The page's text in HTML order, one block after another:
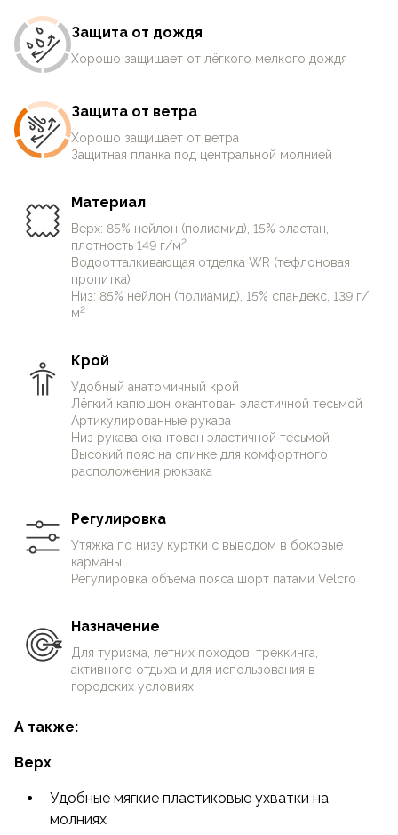
растяжимостью самой ткани.
Что требуется от маршрутных и спортивных
курток в первую очередь?
Три первых призовых места занимают: дышащие
свойства, ветрозащита и прочность.
В куртке Action Flex ветрозащитные свойства
усилены продуманной конструкцией и дополнены
защитой от небольшого дождя.
противоречие с лёгкостью, эластичностью и
удобством.
Изготовленная из прочного на разрыв, стойкого к
истиранию эластичного нейлона с
водоотталкивающей пропиткой куртка отлично
подходит для длительного или (и) активного
Защитная планка под центральной молнией,
лёгкий, окантованный эластичной тесьмой
капюшон и утяжка по низу куртки — защищают от
ветра. Концы нижней утяжки выводятся в боковые
карманы, что очень удобно в непогоду.
В куртке три кармана на молнии — два боковых с
клапанами, а также внутренний нагрудный карман.
ухватки.
Куртка «дышит», защищает от лёгкого дождя, а
намокнув, быстро высыхает.
Ветроустойчивость куртки сильно расширяет
нужно только подобрать внутренние слои по
погоде.
Лёгкие, износостойкие и комфортные шорты
активностей в тёплую погоду, универсальны
для треккинга и путешествий.
Шорты Action Flex с зауженным анатомическим
кроем быстро высыхают, обладают
Защита от дождя
Хорошо защищает от лёгкого мелкого дождя
Защита от ветра
Хорошо защищает от ветра
Защитная планка под центральной молнией
Материал
Верх: 85% нейлон (полиамид), 15% эластан,
плотность 149 г/м2
Водоотталкивающая отделка WR (тефлоновая
пропитка)
Низ: 85% нейлон (полиамид), 15% спандекс, 139 г/
м2
Крой
Удобный анатомичный крой
Лёгкий капюшон окантован эластичной тесьмой
Артикулированные рукава
Низ рукава окантован эластичной тесьмой
Высокий пояс на спинке для комфортного
расположения рюкзака
Регулировка
Утяжка по низу куртки с выводом в боковые
карманы
Регулировка объёма пояса шорт патами Velcro
Назначение
Для туризма, летних походов, треккинга,
активного отдыха и для использования в
городских условиях
А также:
Верх
Удобные мягкие пластиковые ухватки на
молниях